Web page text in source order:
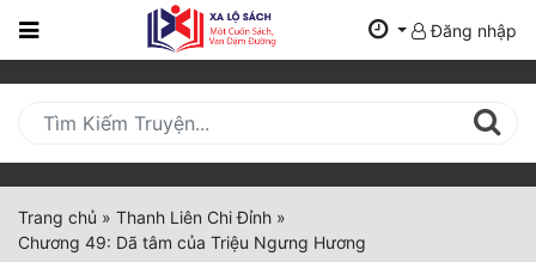
Trang
Mới
Cập
Nhật
(current)
Đăng nhập
Trang chủ » Thanh Liên Chi Đỉnh »
Chương 49: Dã tâm của Triệu Ngưng Hương